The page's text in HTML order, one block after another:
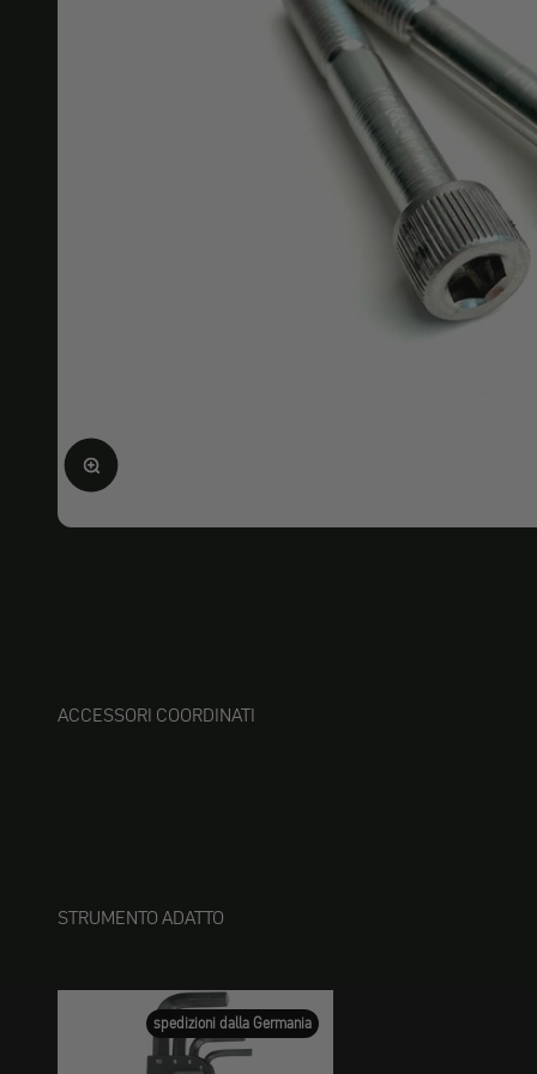
Ingrandire l'immagine
ACCESSORI COORDINATI
STRUMENTO ADATTO
spedizioni dalla Germania